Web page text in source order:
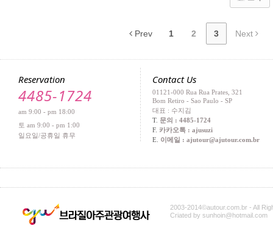
Prev 1 2 3 Next
Reservation
4485-1724
am 9:00 - pm 18:00
토 am 9:00 - pm 1:00
일요일/공휴일 휴무
Contact Us
01121-000 Rua Rua Prates, 321
Bom Retiro - Sao Paulo - SP
대표 : 수지김
T. 문의 : 4485-1724
F. 카카오톡 : ajusuzi
E. 이메일 : ajutour@ajutour.com.br
2003-2014©autour.com.br - All
Criated by sunhoin@hotmail.com